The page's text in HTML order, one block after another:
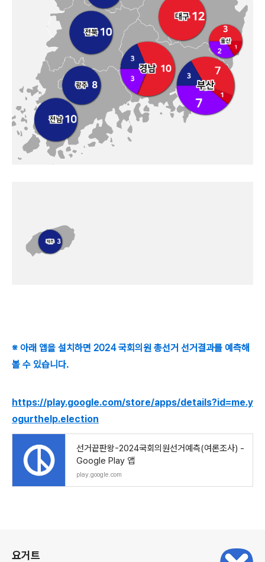
※ 아래 앱을 설치하면 2024 국회의원 총선거 선거결과를 예측해
볼 수 있습니다.
https://play.google.com/store/apps/details?id=me.y
ogurthelp.election
선거끝판왕-2024국회의원선거예측(여론조사) -
Google Play 앱
play.google.com
요거트